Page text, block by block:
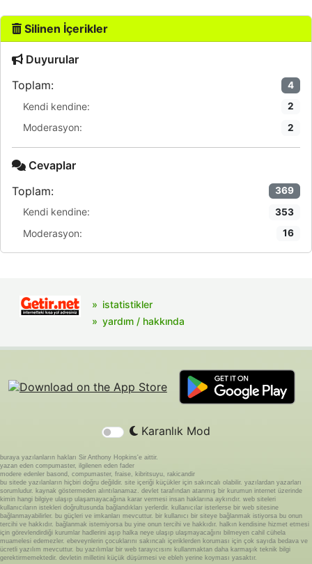
Silinen İçerikler
Duyurular
Toplam:
4
Kendi kendine: 2
Moderasyon: 2
Cevaplar
Toplam:
369
Kendi kendine: 353
Moderasyon: 16
istatistikler
yardım / hakkında
Karanlık Mod
buraya yazılanların hakları Sir Anthony Hopkins'e aittir.
yazan eden compumaster, ilgilenen eden fader
modere edenler basond, compumaster, fraise, kibritsuyu, rakicandir
bu sitede yazılanların hiçbiri doğru değildir. site içeriği küçükler için sakıncalı olabilir. yazılardan yazarları
sorumludur. kaynak göstermeden alıntılanamaz. devlet tarafından atanmış bir kurumun internet üzerinde
kimin hangi bilgiye ulaşıp ulaşamayacağına karar vermesi insan haklarına aykırıdır. web siteleri
kullanıcıların istekleri doğrultusunda bağlandıkları yerlerdir. kullanıcılar isterlerse bir web sitesine
bağlanmayabilirler. bu güçleri ve imkanları mevcuttur. bir kullanıcı bir siteye bağlanmak istiyorsa bu onun
tercihi ve hakkıdır. bağlanmak istemiyorsa bu yine onun tercihi ve hakkıdır. halkın kendisine hizmet etmesi
için görevlendirdiği kurumlar hadlerini aşıp halka neye ulaşıp ulaşmayacağını bilmeyen cahil cühela
muamelesi edemezler. ebeveynlerin çocuklarını sakıncalı içeriklerden koruması için çok sayıda bedava ve
ücretli yazılım mevcuttur. bu yazılımlar bir web tarayıcısını kullanmaktan daha karmaşık teknik bilgi
gerektirmemektedir. devletin milletini küçük düşürmesi ve ebleh yerine koyması yasaktır.